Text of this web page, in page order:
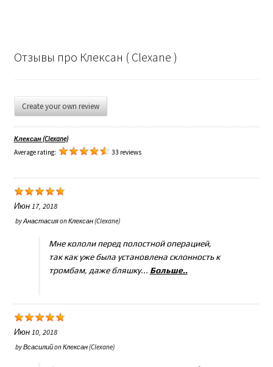
Отзывы про Клексан ( Clexane )
Create your own review
Клексан (Clexane)
Average rating:
33 reviews
Июн 17, 2018
byАнастасияonКлексан (Clexane)
Мне кололи перед полостной операцией,
так как уже была установлена склонность к
тромбам, даже бляшку... Больше..
Июн 10, 2018
byВсасилийonКлексан (Clexane)